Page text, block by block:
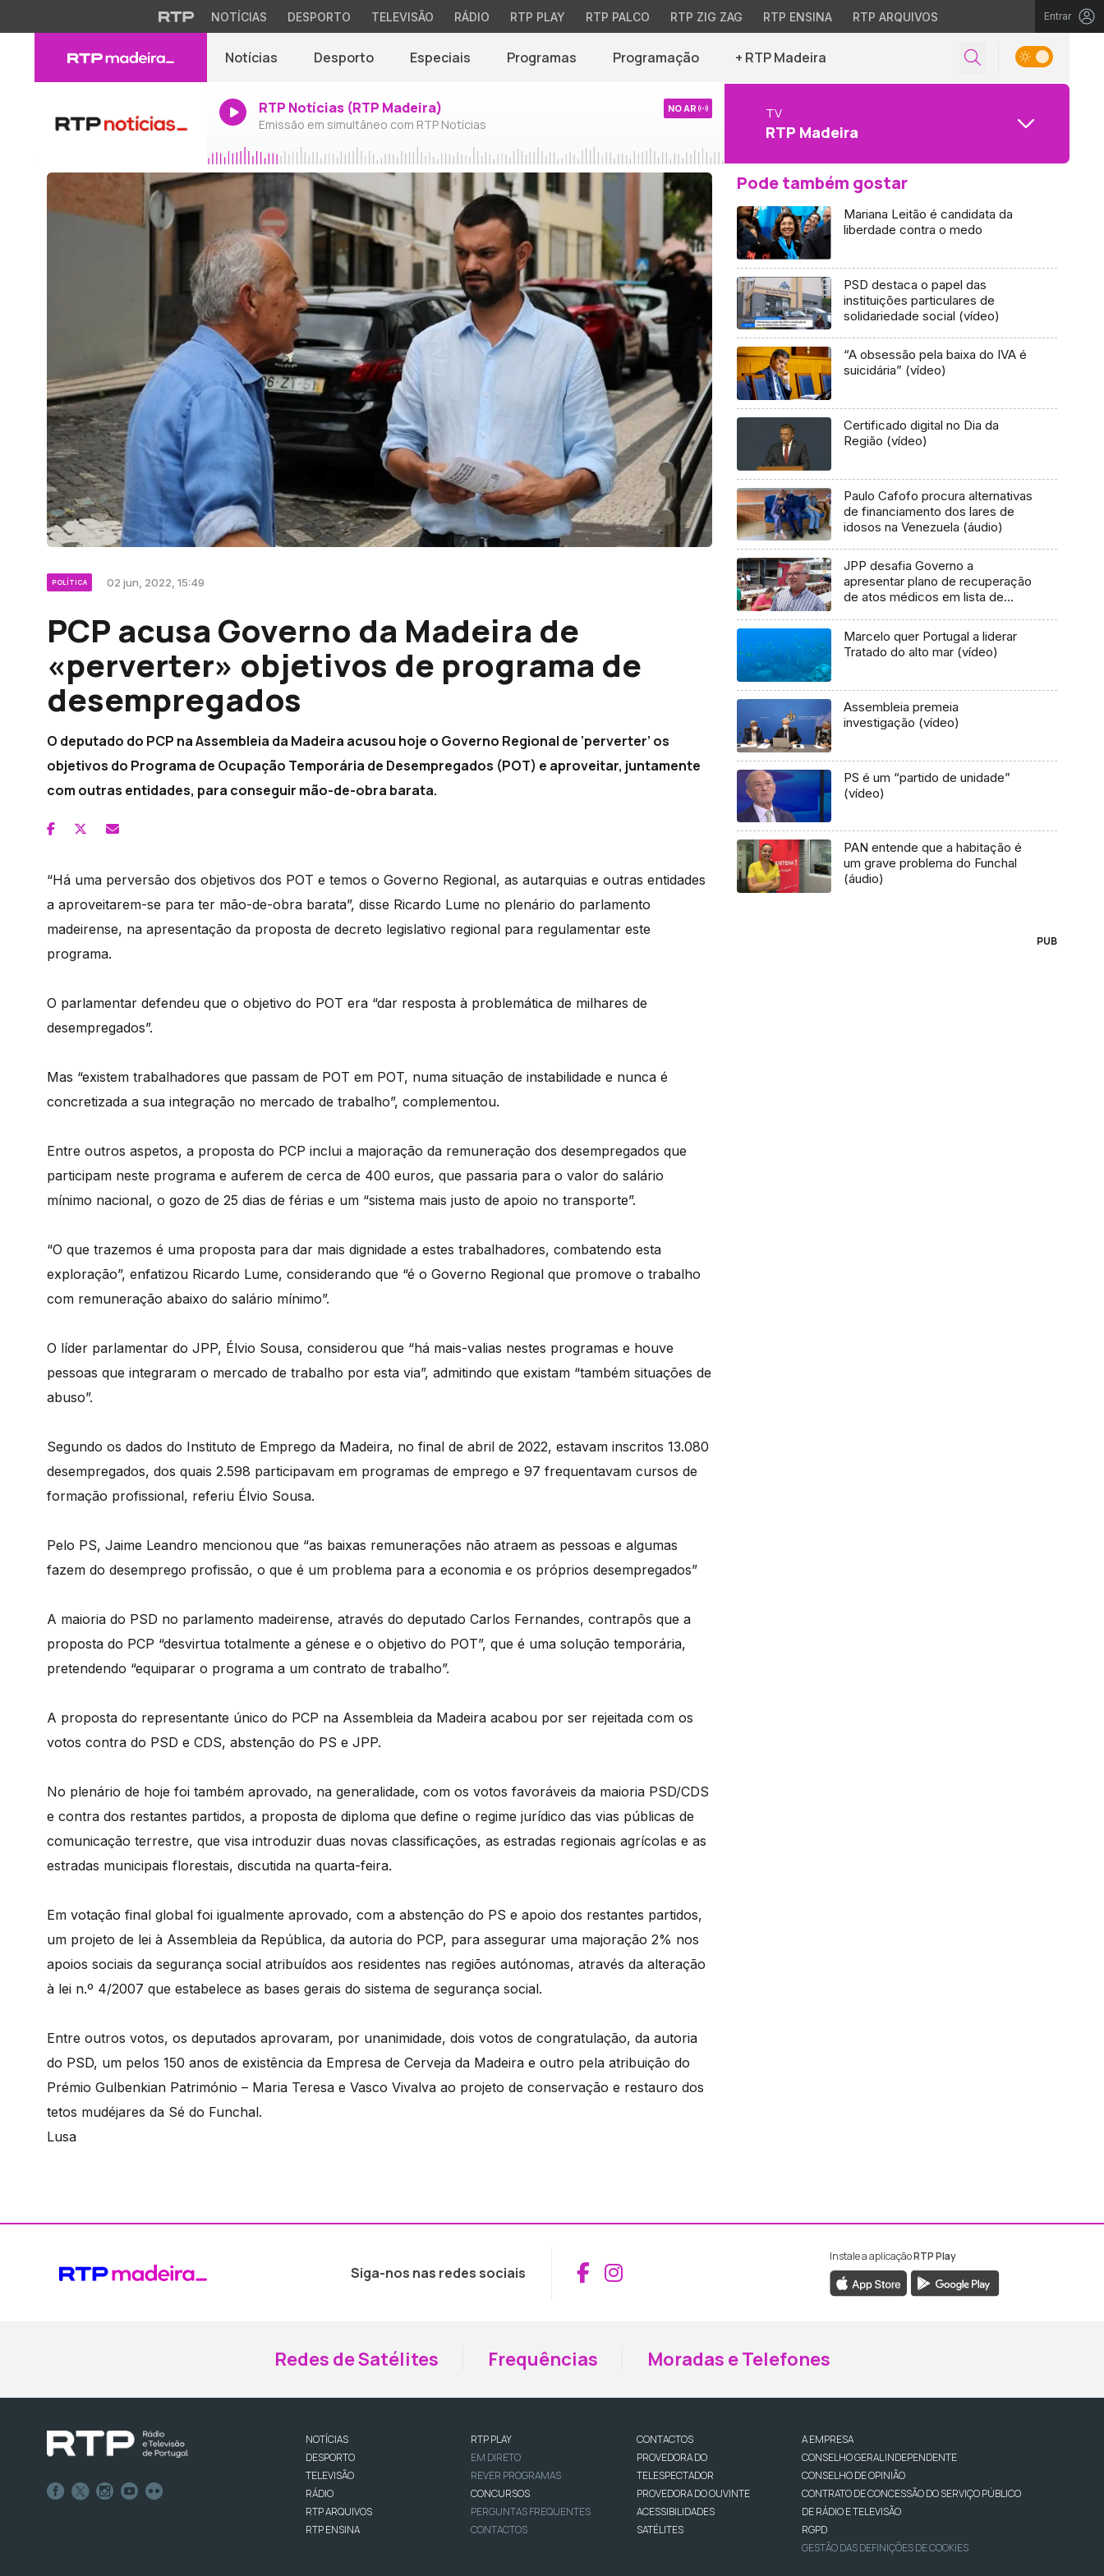
NOTÍCIAS DESPORTO TELEVISÃO RÁDIO RTP PLAY RTP PALCO RTP ZIG ZAG RTP ENSINA RTP ARQUIVOS Entrar
Notícias Desporto Especiais Programas Programação + RTP Madeira
RTP Notícias (RTP Madeira)
Emissão em simultâneo com RTP Notícias
NO AR TV
RTP Madeira
POLÍTICA 02 jun, 2022, 15:49
PCP acusa Governo da Madeira de
«perverter» objetivos de programa de
desempregados
O deputado do PCP na Assembleia da Madeira acusou hoje o Governo Regional de ‘perverter’ os
objetivos do Programa de Ocupação Temporária de Desempregados (POT) e aproveitar, juntamente
com outras entidades, para conseguir mão-de-obra barata.
“Há uma perversão dos objetivos dos POT e temos o Governo Regional, as autarquias e outras entidades
a aproveitarem-se para ter mão-de-obra barata”, disse Ricardo Lume no plenário do parlamento
madeirense, na apresentação da proposta de decreto legislativo regional para regulamentar este
programa.
O parlamentar defendeu que o objetivo do POT era “dar resposta à problemática de milhares de
desempregados”.
Mas “existem trabalhadores que passam de POT em POT, numa situação de instabilidade e nunca é
concretizada a sua integração no mercado de trabalho”, complementou.
Entre outros aspetos, a proposta do PCP inclui a majoração da remuneração dos desempregados que
participam neste programa e auferem de cerca de 400 euros, que passaria para o valor do salário
mínimo nacional, o gozo de 25 dias de férias e um “sistema mais justo de apoio no transporte”.
“O que trazemos é uma proposta para dar mais dignidade a estes trabalhadores, combatendo esta
exploração”, enfatizou Ricardo Lume, considerando que “é o Governo Regional que promove o trabalho
com remuneração abaixo do salário mínimo”.
O líder parlamentar do JPP, Élvio Sousa, considerou que “há mais-valias nestes programas e houve
pessoas que integraram o mercado de trabalho por esta via”, admitindo que existam “também situações de
abuso”.
Segundo os dados do Instituto de Emprego da Madeira, no final de abril de 2022, estavam inscritos 13.080
desempregados, dos quais 2.598 participavam em programas de emprego e 97 frequentavam cursos de
formação profissional, referiu Élvio Sousa.
Pelo PS, Jaime Leandro mencionou que “as baixas remunerações não atraem as pessoas e algumas
fazem do desemprego profissão, o que é um problema para a economia e os próprios desempregados”
A maioria do PSD no parlamento madeirense, através do deputado Carlos Fernandes, contrapôs que a
proposta do PCP “desvirtua totalmente a génese e o objetivo do POT”, que é uma solução temporária,
pretendendo “equiparar o programa a um contrato de trabalho”.
A proposta do representante único do PCP na Assembleia da Madeira acabou por ser rejeitada com os
votos contra do PSD e CDS, abstenção do PS e JPP.
No plenário de hoje foi também aprovado, na generalidade, com os votos favoráveis da maioria PSD/CDS
e contra dos restantes partidos, a proposta de diploma que define o regime jurídico das vias públicas de
comunicação terrestre, que visa introduzir duas novas classificações, as estradas regionais agrícolas e as
estradas municipais florestais, discutida na quarta-feira.
Em votação final global foi igualmente aprovado, com a abstenção do PS e apoio dos restantes partidos,
um projeto de lei à Assembleia da República, da autoria do PCP, para assegurar uma majoração 2% nos
apoios sociais da segurança social atribuídos aos residentes nas regiões autónomas, através da alteração
à lei n.º 4/2007 que estabelece as bases gerais do sistema de segurança social.
Entre outros votos, os deputados aprovaram, por unanimidade, dois votos de congratulação, da autoria
do PSD, um pelos 150 anos de existência da Empresa de Cerveja da Madeira e outro pela atribuição do
Prémio Gulbenkian Património – Maria Teresa e Vasco Vivalva ao projeto de conservação e restauro dos
tetos mudéjares da Sé do Funchal.
Lusa
Pode também gostar
Mariana Leitão é candidata da
liberdade contra o medo
PSD destaca o papel das
instituições particulares de
solidariedade social (vídeo)
“A obsessão pela baixa do IVA é
suicidária” (vídeo)
Certificado digital no Dia da
Região (vídeo)
Paulo Cafofo procura alternativas
de financiamento dos lares de
idosos na Venezuela (áudio)
JPP desafia Governo a
apresentar plano de recuperação
de atos médicos em lista de
Marcelo quer Portugal a liderar
Tratado do alto mar (vídeo)
Assembleia premeia
investigação (vídeo)
PS é um “partido de unidade”
(vídeo)
PAN entende que a habitação é
um grave problema do Funchal
(áudio)
PUB
Siga-nos nas redes sociais Aceder ao Facebook da RTP Madeira
Aceder ao Instagram da RTP Madeira
Instale a aplicaçãoRTP Play
Redes de Satélites Frequências Moradas e Telefones
NOTÍCIAS
DESPORTO
TELEVISÃO
RÁDIO
RTP ARQUIVOS
RTP ENSINA
RTP PLAY
EM DIRETO
REVER PROGRAMAS
CONCURSOS
PERGUNTAS FREQUENTES
CONTACTOS
CONTACTOS
PROVEDORA DO
TELESPECTADOR
PROVEDORA DO OUVINTE
ACESSIBILIDADES
SATÉLITES
A EMPRESA
CONSELHO GERAL INDEPENDENTE
CONSELHO DE OPINIÃO
CONTRATO DE CONCESSÃO DO SERVIÇO PÚBLICO
DE RÁDIO E TELEVISÃO
RGPD
GESTÃO DAS DEFINIÇÕES DE COOKIES